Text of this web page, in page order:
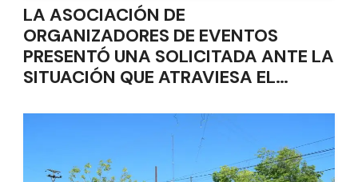
LA ASOCIACIÓN DE
ORGANIZADORES DE EVENTOS
PRESENTÓ UNA SOLICITADA ANTE LA
SITUACIÓN QUE ATRAVIESA EL